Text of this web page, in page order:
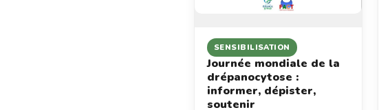
SENSIBILISATION
Journée mondiale de la
drépanocytose :
informer, dépister,
soutenir